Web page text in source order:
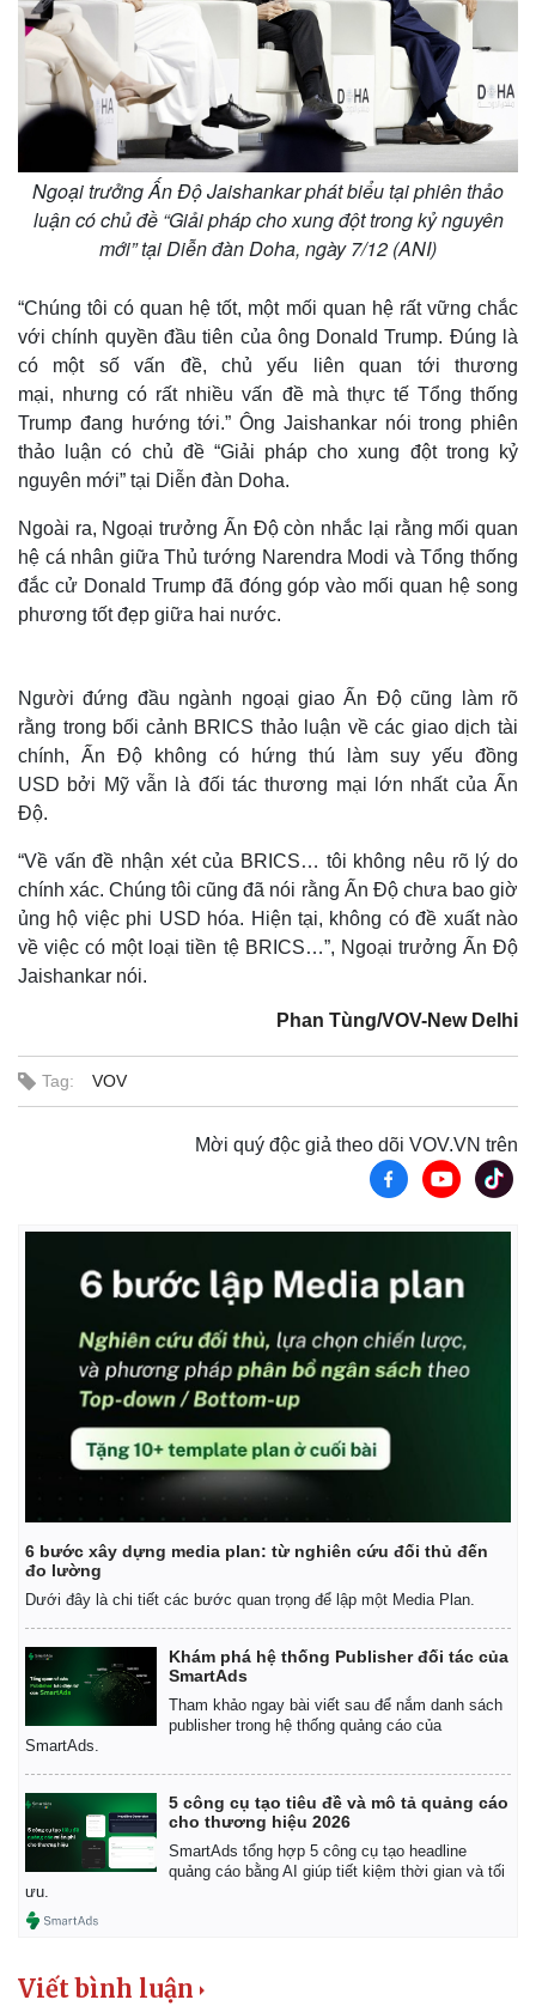
Thế giới
Hồ sơ
Video
E-Magazine
Ngoại trưởng Ấn Độ Jaishankar phát biểu tại phiên thảo
luận có chủ đề “Giải pháp cho xung đột trong kỷ nguyên
mới” tại Diễn đàn Doha, ngày 7/12 (ANI)
“Chúng tôi có quan hệ tốt, một mối quan hệ rất vững chắc
với chính quyền đầu tiên của ông Donald Trump. Đúng là
có một số vấn đề, chủ yếu liên quan tới thương
mại, nhưng có rất nhiều vấn đề mà thực tế Tổng thống
Trump đang hướng tới.” Ông Jaishankar nói trong phiên
thảo luận có chủ đề “Giải pháp cho xung đột trong kỷ
nguyên mới” tại Diễn đàn Doha.
Ngoài ra, Ngoại trưởng Ấn Độ còn nhắc lại rằng mối quan
hệ cá nhân giữa Thủ tướng Narendra Modi và Tổng thống
đắc cử Donald Trump đã đóng góp vào mối quan hệ song
phương tốt đẹp giữa hai nước.
Người đứng đầu ngành ngoại giao Ấn Độ cũng làm rõ
rằng trong bối cảnh BRICS thảo luận về các giao dịch tài
chính, Ấn Độ không có hứng thú làm suy yếu đồng
USD bởi Mỹ vẫn là đối tác thương mại lớn nhất của Ấn
Độ.
“Về vấn đề nhận xét của BRICS… tôi không nêu rõ lý do
chính xác. Chúng tôi cũng đã nói rằng Ấn Độ chưa bao giờ
ủng hộ việc phi USD hóa. Hiện tại, không có đề xuất nào
về việc có một loại tiền tệ BRICS…”, Ngoại trưởng Ấn Độ
Jaishankar nói.
Phan Tùng/VOV-New Delhi
Tag: VOV
Mời quý độc giả theo dõi VOV.VN trên
6 bước xây dựng media plan: từ nghiên cứu đối thủ đến
đo lường
Dưới đây là chi tiết các bước quan trọng để lập một Media Plan.
Khám phá hệ thống Publisher đối tác của
SmartAds
Tham khảo ngay bài viết sau để nắm danh sách
publisher trong hệ thống quảng cáo của
SmartAds.
5 công cụ tạo tiêu đề và mô tả quảng cáo
cho thương hiệu 2026
SmartAds tổng hợp 5 công cụ tạo headline
quảng cáo bằng AI giúp tiết kiệm thời gian và tối
ưu.
Viết bình luận